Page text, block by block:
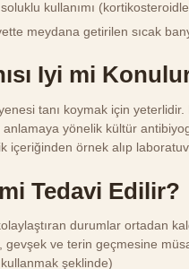
soluklu kullanımı
meydana getirilen sıcak
Iyi mi
tanı koymak için
anlamaya yönelik kültür
içeriğinden örnek alıp
Tedavi Edilir?
durumlar ortadan
gevşek ve terin geçmesine
şeklinde)